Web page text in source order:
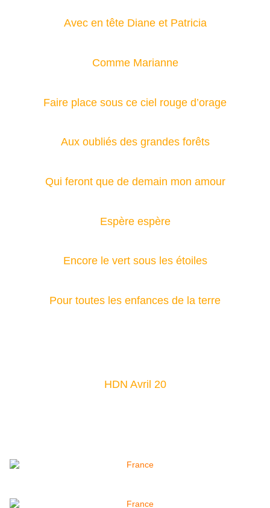
Avec en tête Diane et Patricia
Comme Marianne
Faire place sous ce ciel rouge d’orage
Aux oubliés des grandes forêts
Qui feront que de demain mon amour
Espère espère
Encore le vert sous les étoiles
Pour toutes les enfances de la terre
HDN Avril 20